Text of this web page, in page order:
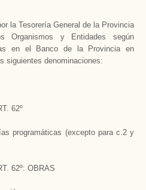
la Tesorería General de la Provincia
y Entidades según
en el Banco de la Provincia en
siguientes denominaciones:
62º
programáticas (excepto para c.2 y
62º: OBRAS